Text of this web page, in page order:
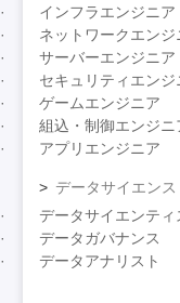
インフラエンジニア
ネットワークエンジ
サーバーエンジニア
セキュリティエンジ
ゲームエンジニア
組込・制御エンジニ
アプリエンジニア
データサイエンス
データサイエンティ
データガバナンス
データアナリスト